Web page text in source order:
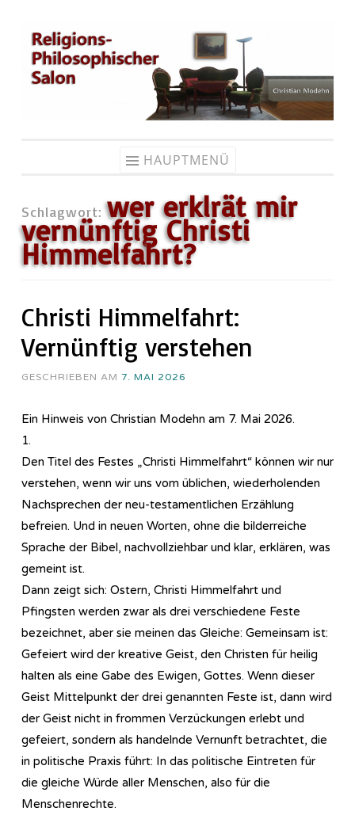
Zum
Inhalt
springen
HAUPTMENÜ
Schlagwort:wer erklrät mir
vernünftig Christi
Himmelfahrt?
Christi Himmelfahrt:
Vernünftig verstehen
GESCHRIEBEN AM 7. MAI 2026
Ein Hinweis von Christian Modehn am 7. Mai 2026.
1.
Den Titel des Festes „Christi Himmelfahrt“ können wir nur
verstehen, wenn wir uns vom üblichen, wiederholenden
Nachsprechen der neu-testamentlichen Erzählung
befreien. Und in neuen Worten, ohne die bilderreiche
Sprache der Bibel, nachvollziehbar und klar, erklären, was
gemeint ist.
Dann zeigt sich: Ostern, Christi Himmelfahrt und
Pfingsten werden zwar als drei verschiedene Feste
bezeichnet, aber sie meinen das Gleiche: Gemeinsam ist:
Gefeiert wird der kreative Geist, den Christen für heilig
halten als eine Gabe des Ewigen, Gottes. Wenn dieser
Geist Mittelpunkt der drei genannten Feste ist, dann wird
der Geist nicht in frommen Verzückungen erlebt und
gefeiert, sondern als handelnde Vernunft betrachtet, die
in politische Praxis führt: In das politische Eintreten für
die gleiche Würde aller Menschen, also für die
Menschenrechte.